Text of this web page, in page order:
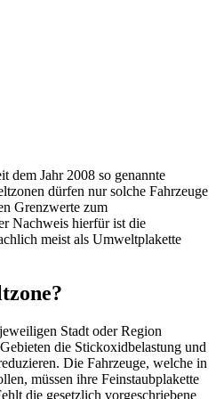
dem Jahr 2008 so genannte
dürfen nur solche Fahrzeuge
Grenzwerte zum
Nachweis hierfür ist die
meist als Umweltplakette
Stadt oder Region
die Stickoxidbelastung und
Die Fahrzeuge, welche in
müssen ihre Feinstaubplakette
die gesetzlich vorgeschriebene